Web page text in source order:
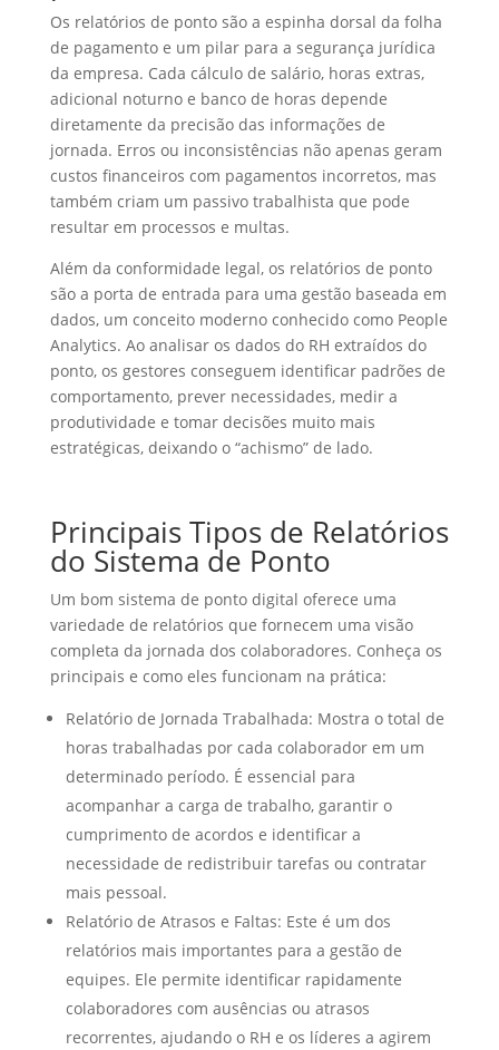
Os relatórios de ponto são a espinha dorsal da folha
de pagamento e um pilar para a segurança jurídica
da empresa. Cada cálculo de salário, horas extras,
adicional noturno e banco de horas depende
diretamente da precisão das informações de
jornada. Erros ou inconsistências não apenas geram
custos financeiros com pagamentos incorretos, mas
também criam um passivo trabalhista que pode
resultar em processos e multas.
Além da conformidade legal, os relatórios de ponto
são a porta de entrada para uma gestão baseada em
dados, um conceito moderno conhecido como People
Analytics. Ao analisar os dados do RH extraídos do
ponto, os gestores conseguem identificar padrões de
comportamento, prever necessidades, medir a
produtividade e tomar decisões muito mais
estratégicas, deixando o “achismo” de lado.
Principais Tipos de Relatórios
do Sistema de Ponto
Um bom sistema de ponto digital oferece uma
variedade de relatórios que fornecem uma visão
completa da jornada dos colaboradores. Conheça os
principais e como eles funcionam na prática:
Relatório de Jornada Trabalhada: Mostra o total de
horas trabalhadas por cada colaborador em um
determinado período. É essencial para
acompanhar a carga de trabalho, garantir o
cumprimento de acordos e identificar a
necessidade de redistribuir tarefas ou contratar
mais pessoal.
Relatório de Atrasos e Faltas: Este é um dos
relatórios mais importantes para a gestão de
equipes. Ele permite identificar rapidamente
colaboradores com ausências ou atrasos
recorrentes, ajudando o RH e os líderes a agirem